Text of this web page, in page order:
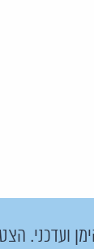
ועדכני.